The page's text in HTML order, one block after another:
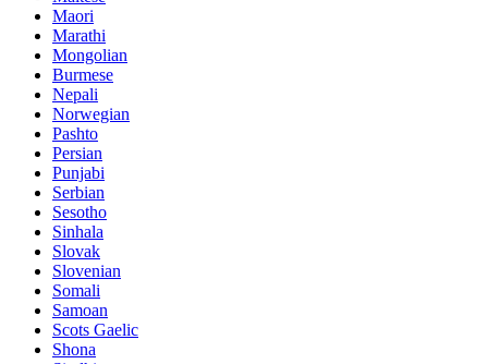
Maori
Marathi
Mongolian
Burmese
Nepali
Norwegian
Pashto
Persian
Punjabi
Serbian
Sesotho
Sinhala
Slovak
Slovenian
Somali
Samoan
Scots Gaelic
Shona